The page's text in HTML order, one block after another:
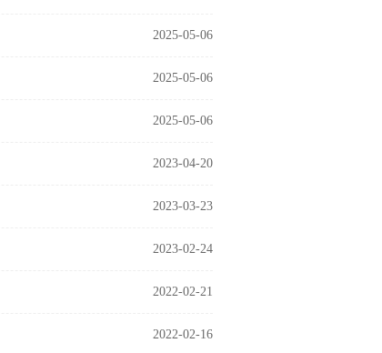
2025-05-06
2025-05-06
2025-05-06
2023-04-20
2023-03-23
2023-02-24
2022-02-21
2022-02-16